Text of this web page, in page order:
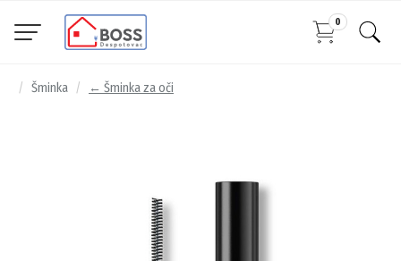
0
Šminka ← Šminka za oči